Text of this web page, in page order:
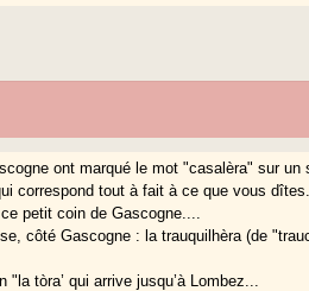
ont marqué le mot "casalèra" sur
correspond tout à fait à ce que vous
petit coin de Gascogne....
côté Gascogne : la trauquilhèra (de
tòra’ qui arrive jusqu’à Lombez...